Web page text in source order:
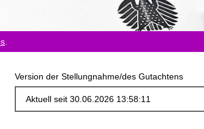
Version der Stellungnahme/des Gutachtens